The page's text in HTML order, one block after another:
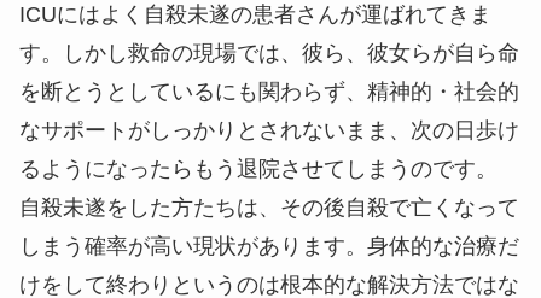
ICUにはよく自殺未遂の患者さんが運ばれてきま
す。しかし救命の現場では、彼ら、彼女らが自ら命
を断とうとしているにも関わらず、精神的・社会的
なサポートがしっかりとされないまま、次の日歩け
るようになったらもう退院させてしまうのです。
自殺未遂をした方たちは、その後自殺で亡くなって
しまう確率が高い現状があります。身体的な治療だ
けをして終わりというのは根本的な解決方法ではな